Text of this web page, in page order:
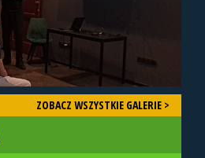
ZOBACZ WSZYSTKIE GALERIE >